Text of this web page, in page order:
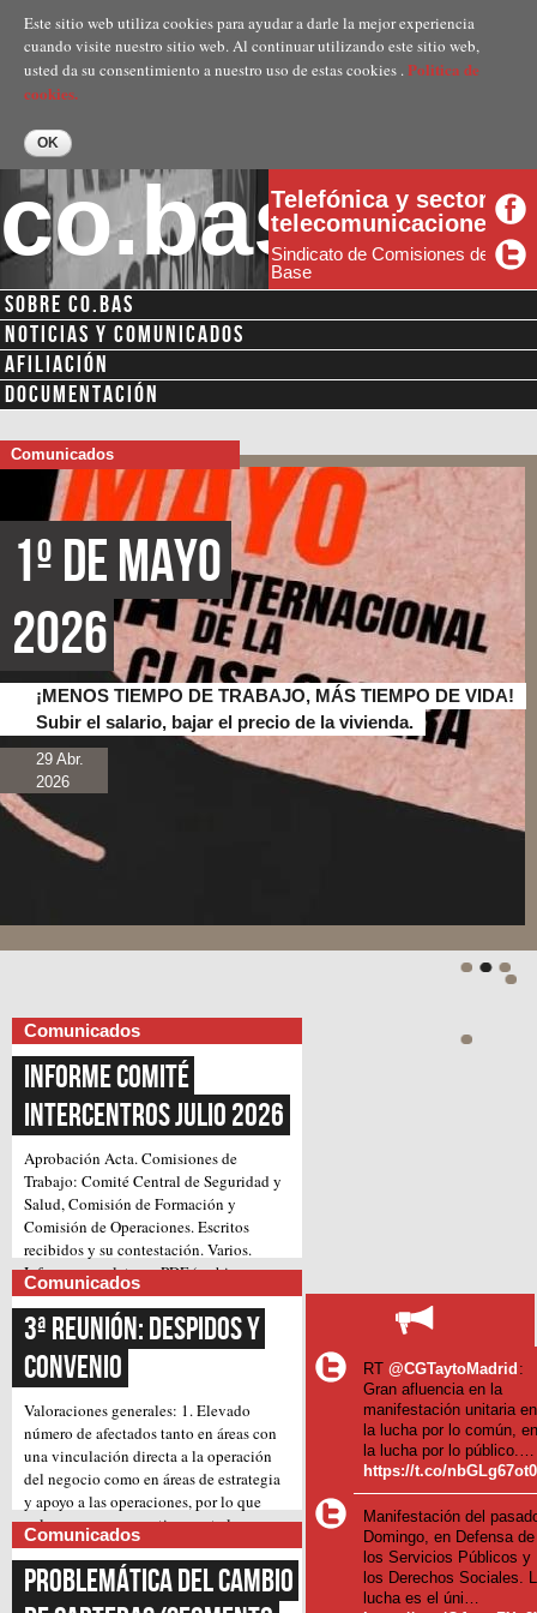
contenido
principal
Este sitio web utiliza cookies para ayudar a darle la mejor experiencia
cuando visite nuestro sitio web. Al continuar utilizando este sitio web,
usted da su consentimiento a nuestro uso de estas cookies .Politica de
cookies.
co.basTelefónica y sector
telecomunicaciones
Sindicato de Comisiones de
Base
SOBRE CO.BAS
NOTICIAS Y COMUNICADOS
AFILIACIÓN
DOCUMENTACIÓN
Comunicados
1º de Mayo
2026
¡MENOS TIEMPO DE TRABAJO, MÁS TIEMPO DE VIDA!
Subir el salario, bajar el precio de la vivienda.
29 Abr.
2026
Comunicados
Informe Comité
Intercentros Julio 2026
Aprobación Acta.Comisiones de
Trabajo: Comité Central de Seguridad y
Salud, Comisión de Formación y
Comisión de Operaciones.Escritos
recibidos y su contestación.Varios.
Informe completo en PDF (archivo
adjunto)(Continúa)
Comunicados
3ª Reunión: Despidos y
Convenio
Valoraciones generales: 1. Elevado
número de afectados tanto en áreas con
una vinculación directa a la operación
del negocio como en áreas de estrategia
y apoyo a las operaciones, por lo que
valoramos muy negativamente la
pretensión inicial de llevar a cabo, pues
suponen un gran impacto en el trabajo
diario.2. Amenaza de despidos forzosos,
Comunicados
Problemática del cambio
RT@CGTaytoMadrid :
Gran afluencia en la
manifestación unitaria en
la lucha por lo común,
la lucha por lo público.…
https://t.co/nbGLg67ot0
Manifestación del
Domingo, en Defensa de
los Servicios Públicos y
los Derechos Sociales.
lucha es el úni…